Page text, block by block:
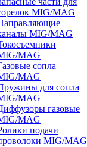
MIG/MAG
MIG/MAG
MAG
сопла
MAG
для сопла
MAG
газовые
MAG
подачи
MIG/MAG